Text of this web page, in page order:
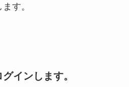
す。
インします。